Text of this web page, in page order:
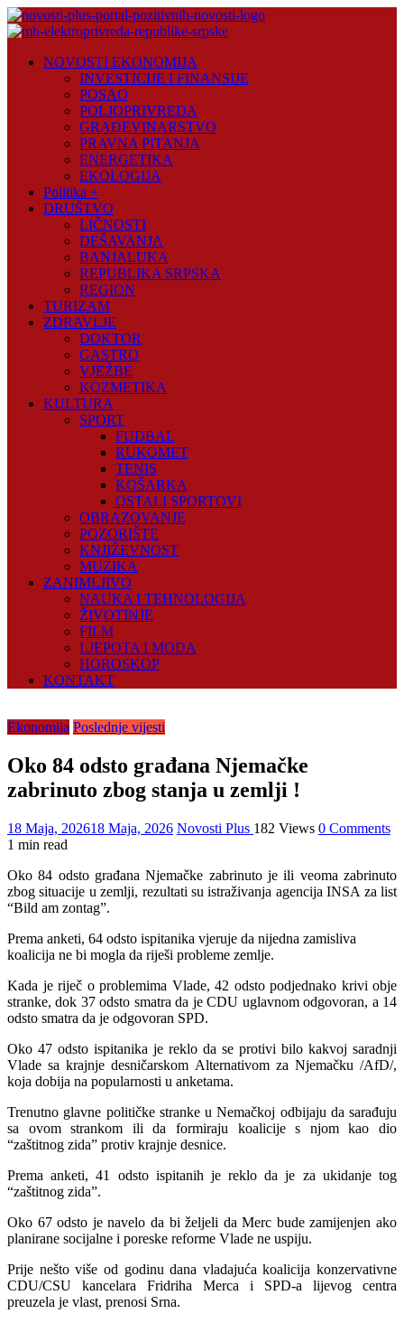
Skip
to
Plus
NOVOSTI EKONOMIJA
INVESTICIJE I FINANSIJE
POSAO
POLJOPRIVREDA
GRAĐEVINARSTVO
PRAVNA PITANJA
ENERGETIKA
EKOLOGIJA
Politika +
DRUŠTVO
LIČNOSTI
DEŠAVANJA
BANJALUKA
REPUBLIKA SRPSKA
REGION
TURIZAM
ZDRAVLJE
DOKTOR
GASTRO
VJEŽBE
KOZMETIKA
KULTURA
SPORT
FUDBAL
RUKOMET
TENIS
KOŠARKA
OSTALI SPORTOVI
OBRAZOVANJE
POZORIŠTE
KNJIŽEVNOST
MUZIKA
ZANIMLJIVO
NAUKA I TEHNOLOGIJA
ŽIVOTINJE
FILM
LJEPOTA I MODA
HOROSKOP
KONTAKT
Ekonomija Poslednje vijesti
Oko 84 odsto građana Njemačke
zabrinuto zbog stanja u zemlji !
18 Maja, 202618 Maja, 2026 Novosti Plus 182 Views 0 Comments
1 min read
Oko 84 odsto građana Njemačke zabrinuto je ili veoma zabrinuto
zbog situacije u zemlji, rezultati su istraživanja agencija INSA za list
“Bild am zontag”.
Prema anketi, 64 odsto ispitanika vjeruje da nijedna zamisliva
koalicija ne bi mogla da riješi probleme zemlje.
Kada je riječ o problemima Vlade, 42 odsto podjednako krivi obje
stranke, dok 37 odsto smatra da je CDU uglavnom odgovoran, a 14
odsto smatra da je odgovoran SPD.
Oko 47 odsto ispitanika je reklo da se protivi bilo kakvoj saradnji
Vlade sa krajnje desničarskom Alternativom za Njemačku /AfD/,
koja dobija na popularnosti u anketama.
Trenutno glavne političke stranke u Nemačkoj odbijaju da sarađuju
sa ovom strankom ili da formiraju koalicije s njom kao dio
“zaštitnog zida” protiv krajnje desnice.
Prema anketi, 41 odsto ispitanih je reklo da je za ukidanje tog
“zaštitnog zida”.
Oko 67 odsto je navelo da bi željeli da Merc bude zamijenjen ako
planirane socijalne i poreske reforme Vlade ne uspiju.
Prije nešto više od godinu dana vladajuća koalicija konzervativne
CDU/CSU kancelara Fridriha Merca i SPD-a lijevog centra
preuzela je vlast, prenosi Srna.